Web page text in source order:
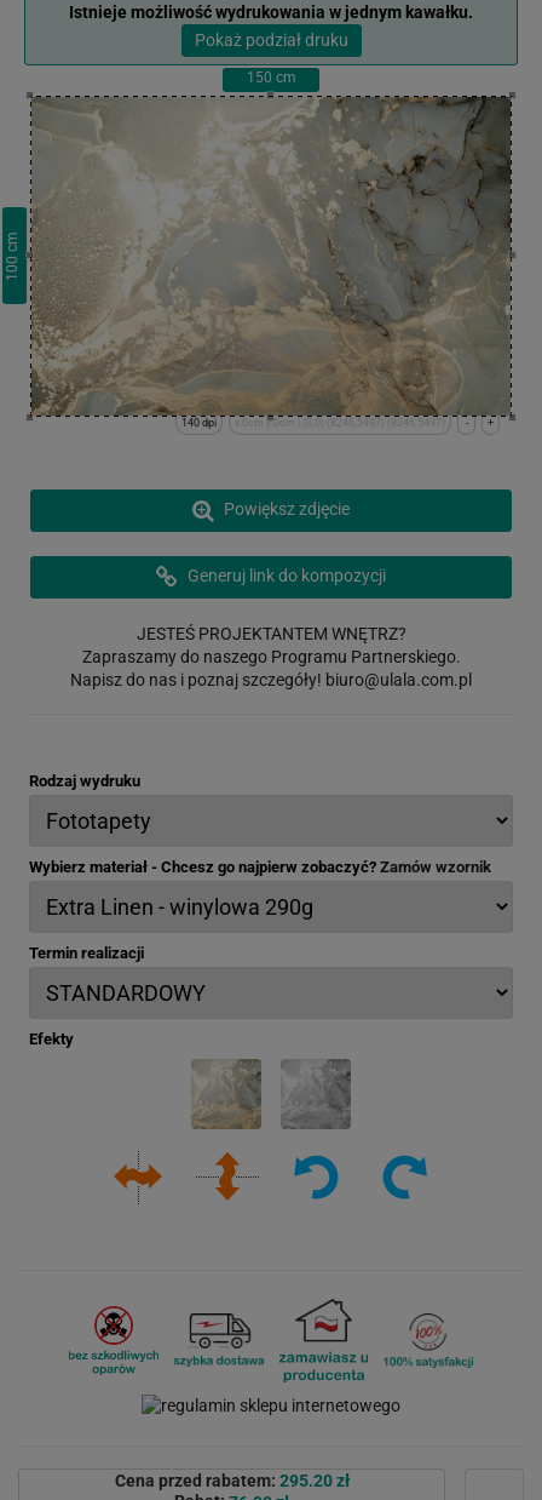
Istnieje możliwość wydrukowania w jednym kawałku.
Pokaż podział druku
150 cm
100
cm
+
-
x:0cm y:0cm | (0,0) (8246,5497) (8246,5497)
140 dpi
Powiększ zdjęcie
Generuj link do kompozycji
JESTEŚ PROJEKTANTEM WNĘTRZ?
Zapraszamy do naszego Programu Partnerskiego.
Napisz do nas i poznaj szczegóły! biuro@ulala.com.pl
Rodzaj wydruku
Wybierz materiał - Chcesz go najpierw zobaczyć? Zamów wzornik
Termin realizacji
Efekty
Cena przed rabatem: 295.20 zł